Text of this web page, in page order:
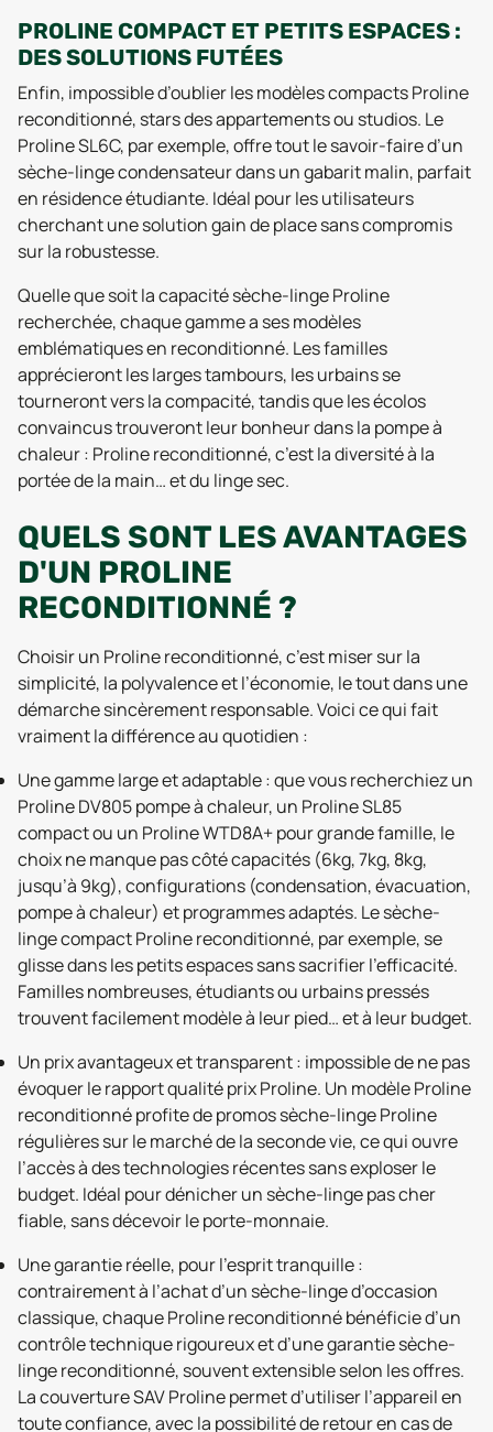
PROLINE COMPACT ET PETITS ESPACES :
DES SOLUTIONS FUTÉES
Enfin, impossible d’oublier les modèles compacts Proline
reconditionné, stars des appartements ou studios. Le
Proline SL6C, par exemple, offre tout le savoir-faire d’un
sèche-linge condensateur dans un gabarit malin, parfait
en résidence étudiante. Idéal pour les utilisateurs
cherchant une solution gain de place sans compromis
sur la robustesse.
Quelle que soit la capacité sèche-linge Proline
recherchée, chaque gamme a ses modèles
emblématiques en reconditionné. Les familles
apprécieront les larges tambours, les urbains se
tourneront vers la compacité, tandis que les écolos
convaincus trouveront leur bonheur dans la pompe à
chaleur : Proline reconditionné, c’est la diversité à la
portée de la main… et du linge sec.
QUELS SONT LES AVANTAGES
D'UN PROLINE
RECONDITIONNÉ ?
Choisir un Proline reconditionné, c’est miser sur la
simplicité, la polyvalence et l’économie, le tout dans une
démarche sincèrement responsable. Voici ce qui fait
vraiment la différence au quotidien :
Une gamme large et adaptable : que vous recherchiez un
Proline DV805 pompe à chaleur, un Proline SL85
compact ou un Proline WTD8A+ pour grande famille, le
choix ne manque pas côté capacités (6kg, 7kg, 8kg,
jusqu’à 9kg), configurations (condensation, évacuation,
pompe à chaleur) et programmes adaptés. Le sèche-
linge compact Proline reconditionné, par exemple, se
glisse dans les petits espaces sans sacrifier l’efficacité.
Familles nombreuses, étudiants ou urbains pressés
trouvent facilement modèle à leur pied… et à leur budget.
Un prix avantageux et transparent : impossible de ne pas
évoquer le rapport qualité prix Proline. Un modèle Proline
reconditionné profite de promos sèche-linge Proline
régulières sur le marché de la seconde vie, ce qui ouvre
l’accès à des technologies récentes sans exploser le
budget. Idéal pour dénicher un sèche-linge pas cher
fiable, sans décevoir le porte-monnaie.
Une garantie réelle, pour l’esprit tranquille :
contrairement à l’achat d’un sèche-linge d’occasion
classique, chaque Proline reconditionné bénéficie d’un
contrôle technique rigoureux et d’une garantie sèche-
linge reconditionné, souvent extensible selon les offres.
La couverture SAV Proline permet d’utiliser l’appareil en
toute confiance, avec la possibilité de retour en cas de